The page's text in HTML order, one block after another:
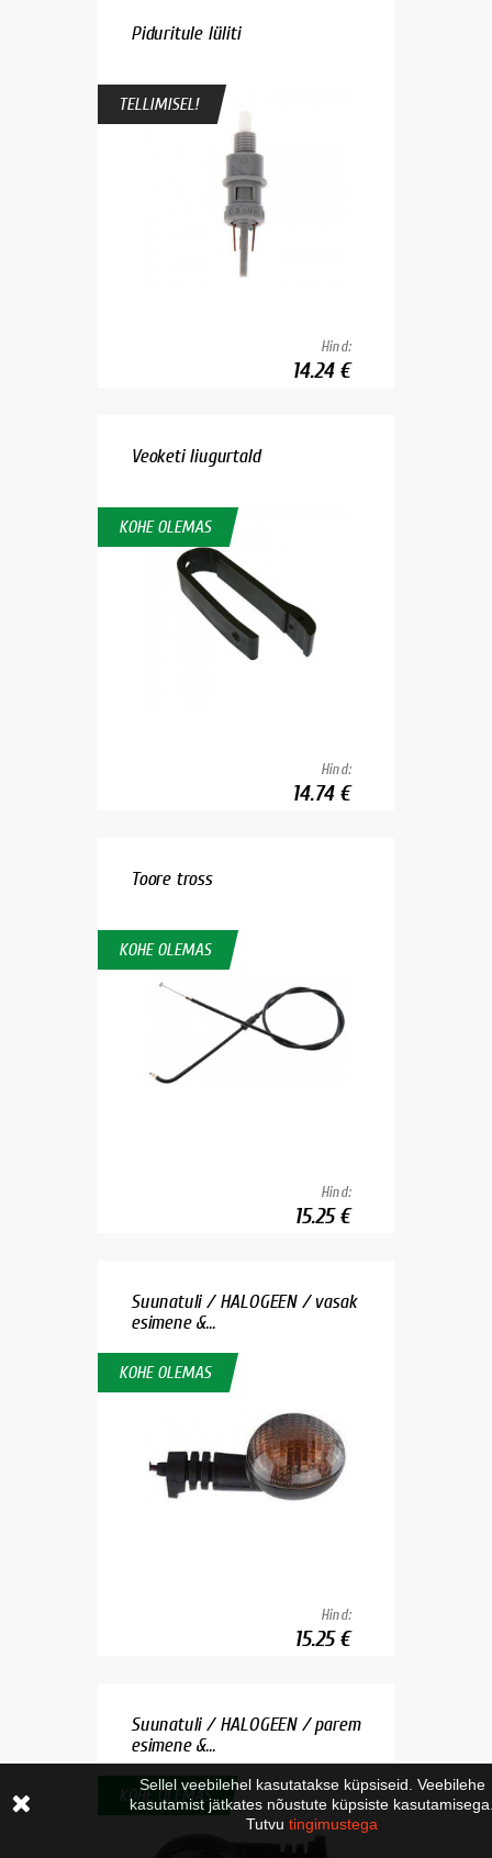
Piduritule lüliti
TELLIMISEL!
Hind:
14.24 €
Veoketi liugurtald
KOHE OLEMAS
Hind:
14.74 €
Toore tross
KOHE OLEMAS
Hind:
15.25 €
Suunatuli / HALOGEEN / vasak
esimene &...
KOHE OLEMAS
Hind:
15.25 €
Suunatuli / HALOGEEN / parem
esimene &...
KOHE OLEMAS
Sellel veebilehel kasutatakse küpsiseid. Veebilehe
kasutamist jätkates nõustute küpsiste
Tutvu tingimustega